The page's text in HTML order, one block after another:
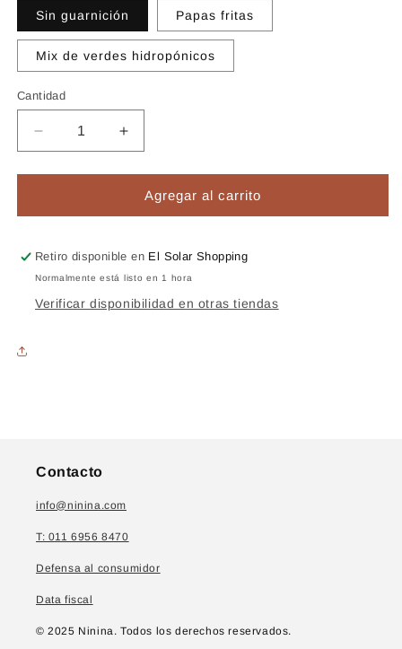
Sin guarnición Papas fritas
Mix de verdes hidropónicos
Cantidad
Reducir
cantidad
para
de
y
queso
Aumentar
cantidad
para
Tostado
de
y
queso
Agregar al carrito
Retiro disponible en El Solar Shopping
Normalmente está listo en 1 hora
Verificar disponibilidad en otras tiendas
Contacto
info@ninina.com
T: 011 6956 8470
Defensa al consumidor
Data fiscal
© 2025 Ninina. Todos los derechos reservados.